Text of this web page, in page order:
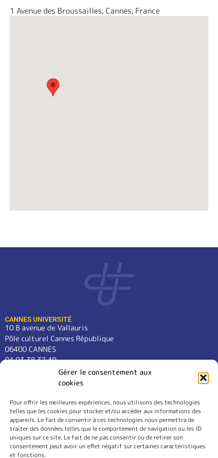
Gérer le consentement aux
cookies
Pour offrir les meilleures expériences, nous utilisons des technologies
telles que les cookies pour stocker et/ou accéder aux informations des
appareils. Le fait de consentir à ces technologies nous permettra de
traiter des données telles que le comportement de navigation ou les ID
uniques sur ce site. Le fait de ne pas consentir ou de retirer son
consentement peut avoir un effet négatif sur certaines caractéristiques
et fonctions.
1 Avenue des Broussailles, Cannes, France
CANNES UNIVERSITÉ
10 B avenue de Vallauris
Pôle culturel Cannes République
06400 CANNES
04 93 38 37 49
contact@cannes-universite.fr
COURS
LANGUES
CONFÉRENCES
SORTIES
L’ASSOCIATION